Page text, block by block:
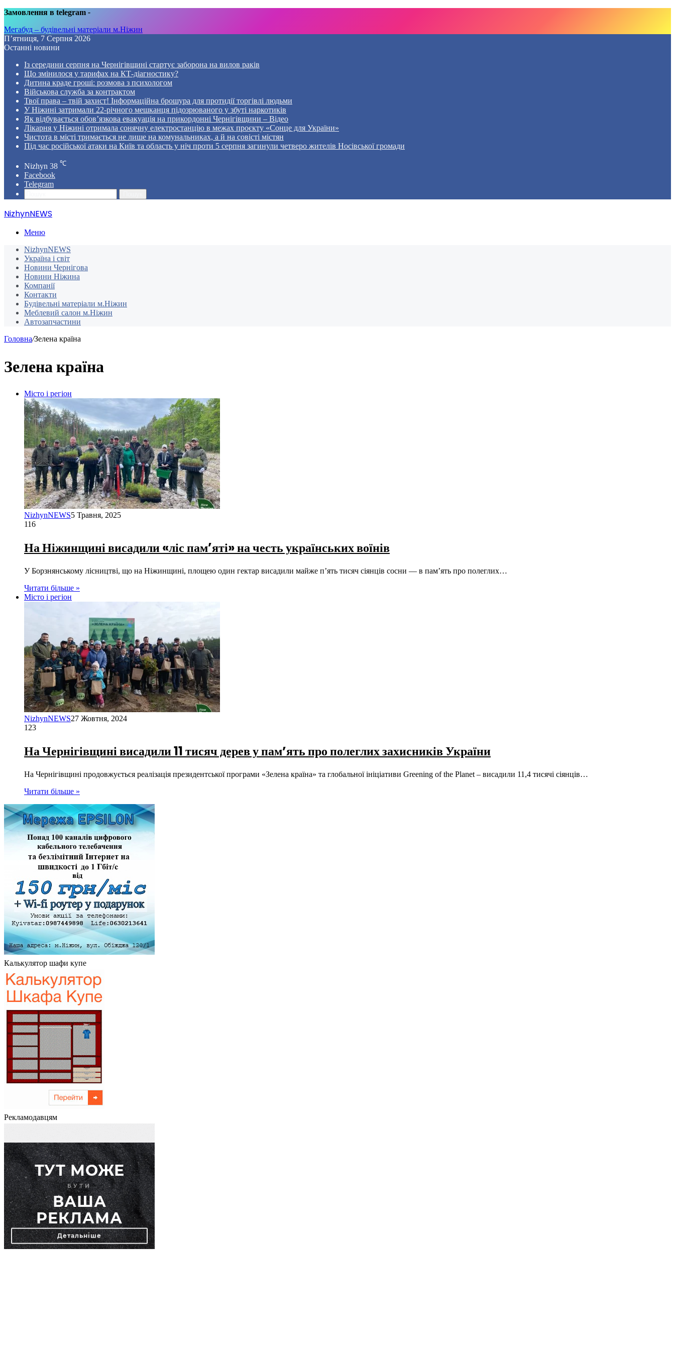
Замовлення в telegram -
Мегабуд – будівельні матеріали м.Ніжин
П’ятниця, 7 Серпня 2026
Останні новини
Із середини серпня на Чернігівщині стартує заборона на вилов раків
Що змінилося у тарифах на КТ-діагностику?
Дитина краде гроші: розмова з психологом
Військова служба за контрактом
Твої права – твій захист! Інформаційна брошура для протидії торгівлі людьми
У Ніжині затримали 22-річного мешканця підозрюваного у збуті наркотиків
Як відбувається обов’язкова евакуація на прикордонні Чернігівщини – Відео
Лікарня у Ніжині отримала сонячну електростанцію в межах проєкту «Сонце для України»
Чистота в місті тримається не лише на комунальниках, а й на совісті містян
Під час російської атаки на Київ та область у ніч проти 5 серпня загинули четверо жителів Носівської громади
Nizhyn 38 ℃
Facebook
Telegram
NizhynNEWS
Меню
NizhynNEWS
Україна і світ
Новини Чернігова
Новини Ніжина
Компанії
Контакти
Будівельні матеріали м.Ніжин
Меблевий салон м.Ніжин
Автозапчастини
Головна/Зелена країна
Зелена країна
Місто і регіон
NizhynNEWS5 Травня, 2025
116
На Ніжинщині висадили «ліс памʼяті» на честь українських воїнів
У Борзнянському лісництві, що на Ніжинщині, площею один гектар висадили майже п’ять тисяч сіянців сосни — в памʼять про полеглих…
Читати більше »
Місто і регіон
NizhynNEWS27 Жовтня, 2024
123
На Чернігівщині висадили 11 тисяч дерев у пам’ять про полеглих захисників України
На Чернігівщині продовжується реалізація президентської програми «Зелена країна» та глобальної ініціативи Greening of the Planet – висадили 11,4 тисячі сіянців…
Читати більше »
Калькулятор шафи купе
Рекламодавцям